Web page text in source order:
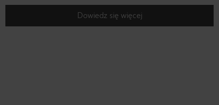
Dowiedz się więcej